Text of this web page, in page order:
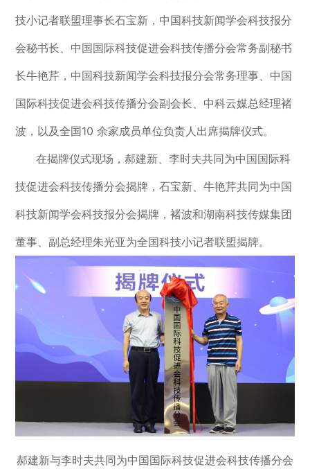
技小记者联盟理事长石宝新，中国科技新闻学会科技报分
会秘书长、中国国际科技促进会科技传播分会常务副秘书
长牛艳芹，中国科技新闻学会科技报分会常务理事、中国
国际科技促进会科技传播分会副会长、中科云媒总经理褚
波，以及全国10 余家成员单位负责人出席揭牌仪式。
在揭牌仪式现场，郝建新、李时夫共同为中国国际科
技促进会科技传播分会揭牌，石宝新、牛艳芹共同为中国
科技新闻学会科技报分会揭牌，褚波和湖南科技传媒集团
董事、副总经理朱光亚为全国科技小记者联盟揭牌。
郝建新与李时夫共同为中国国际科技促进会科技传播分会